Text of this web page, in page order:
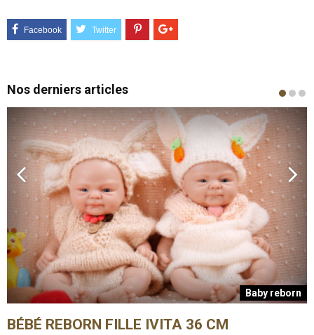
Nos derniers articles
Baby reborn
BÉBÉ REBORN FILLE IVITA 36 CM